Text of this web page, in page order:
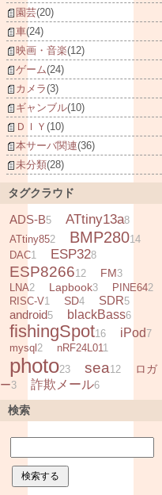
園芸(20)
車(24)
映画・音楽(12)
ゲーム(24)
カメラ(3)
ギャンブル(10)
ＤＩＹ (10)
本サーバ関連(36)
未分類(28)
タグクラウド
ADS-B5 ATtiny13a8
ATtiny852 BMP28014
DAC1 ESP328
ESP826612 FM3
LNA2 Lapbook3 PINE642
RISC-V1 SD4 SDR5
android5 blackBass6
fishingSpot16 iPod7
mysql 2 nRF24L011
photo23 sea12
ロガ
ー3 詐欺メール6
検索